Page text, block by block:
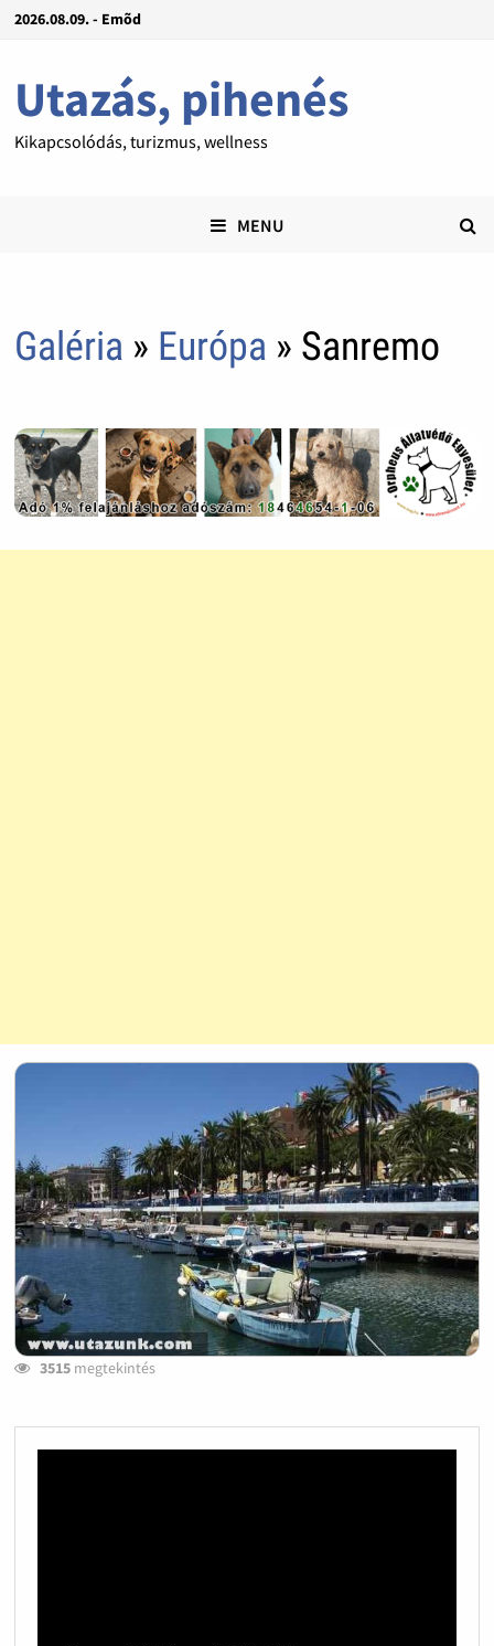
2026.08.09. - Emõd
Utazás, pihenés
Kikapcsolódás, turizmus, wellness
MENU
Galéria » Európa » Sanremo
3515megtekintés